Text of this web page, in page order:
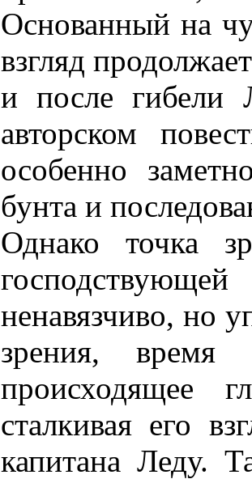
Основанный на
взгляд
и после гибели
авторском
особенно
бунта и
Однако точка
ненавязчиво, но
зрения, время
происходящее
сталкивая его
капитана Леду.